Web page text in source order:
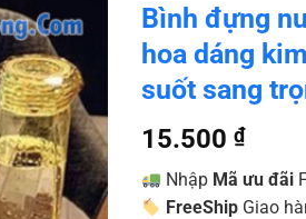
Bình đựng
hoa dáng
suốt sang
15.500 ₫
Nhập Mã ưu đãi
FreeShipGiao